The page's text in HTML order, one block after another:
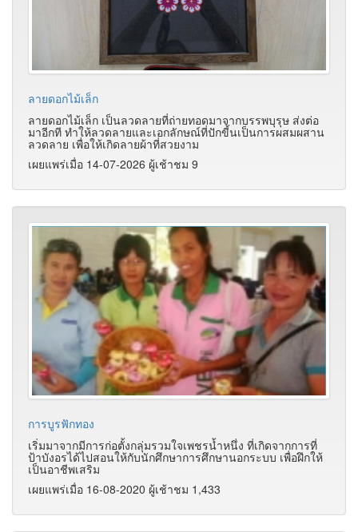
ลายดอกไม้เล็ก
ลายดอกไม้เล็ก เป็นลวดลายที่ถ่ายทอดมาจากบรรพบุรุษ ส่งต่อ
มาอีกที ทำให้ลวดลายและเอกลักษณ์ที่ปักขี้นเป็นการผสมผสาน
ลวดลาย เพื่อให้เกิดลายผ้าที่สวยงาม
เผยแพร่เมื่อ 14-07-2026 ผู้เช้าชม 9
การบูรฟักทอง
เริ่มมาจากมีการก่อตั้งกลุ่มรวมใจเพชรน้ำหนึ่ง ที่เกิดจากการที่
ป้าบังอรได้ไปสอนให้กับนักศึกษาการศึกษานอกระบบ เพื่อฝึกให้
เป็นอาชีพเสริม
เผยแพร่เมื่อ 16-08-2020 ผู้เช้าชม 1,433